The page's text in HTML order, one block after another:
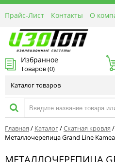
Прайс-Лист Контакты
О
Реквизиты
Доставка
Акции и Распродажи
Оптовым покупателям
Избранное
Товаров (0)
Каталог товаров
Главная / Каталог/Скатная кровля /
Металлочерепица Grand Line Kamea
МЕТАЛЛОЧЕРЕПИЦА